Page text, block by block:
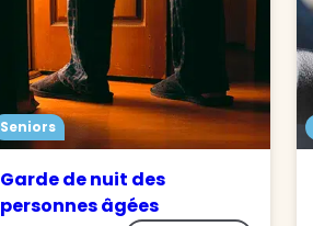
Seniors
Garde de nuit des
personnes âgées